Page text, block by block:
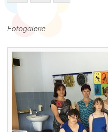
Fotogalerie